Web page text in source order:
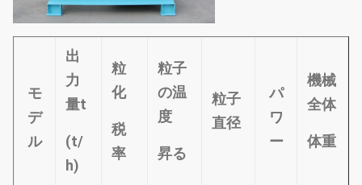
モ
デ
ル
出
力
量t
(t/
h)
粒
化
税
率
粒子
の温
度
昇る
粒子
直径
パ
ワ
ー
機械
全体
体重